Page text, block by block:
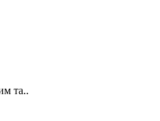
та..